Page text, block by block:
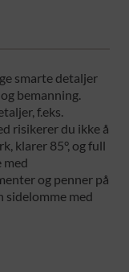
smarte detaljer
bemanning.
f.eks.
risikerer du ikke å
klarer 85°, og full
med
og penner på
sidelomme med